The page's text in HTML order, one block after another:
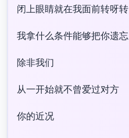
闭上眼睛就在我面前转呀转
我拿什么条件能够把你遗忘
除非我们
从一开始就不曾爱过对方
你的近况